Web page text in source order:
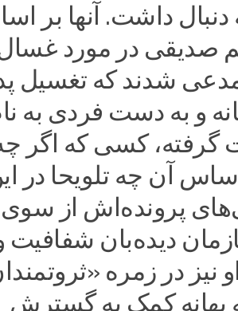
داشت. آنها بر
صدیقی در مورد
شدند که تغسیل
و به دست فردی به
کسی که اگر چه
آن چه تلویحا در
پرونده‌اش از سوی
دیده‌بان شفافیت
در زمره
بهانه کمک به گسترش